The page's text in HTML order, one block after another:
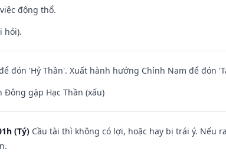
động thổ.
hỏi).
đón 'Hỷ Thần'. Xuất hành hướng Chính Nam để đón
gặp Hạc Thần (xấu)
(Tý) Cầu tài thì không có lợi, hoặc hay bị trái ý. Nếu